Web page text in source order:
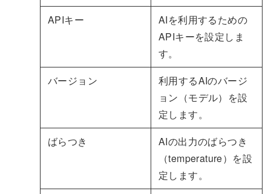
APIキー
AIを利用するための
APIキーを設定しま
す。
バージョン
利用するAIのバージ
ョン（モデル）を設
定します。
ばらつき
AIの出力のばらつき
（temperature）を設
定します。